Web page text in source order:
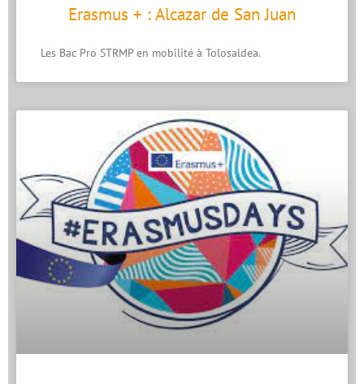
Erasmus + : Alcazar de San Juan
Les Bac Pro STRMP en mobilité à Tolosaldea.